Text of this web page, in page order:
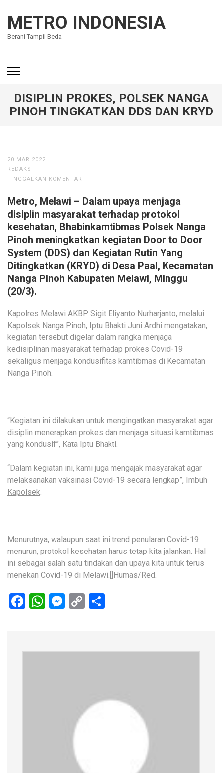
konten
(Tekan
METRO INDONESIA
Berani Tampil Beda
DISIPLIN PROKES, POLSEK NANGA
PINOH TINGKATKAN DDS DAN KRYD
20 MAR 2022
REDAKSI
TINGGALKAN KOMENTAR
Metro, Melawi – Dalam upaya menjaga
disiplin masyarakat terhadap protokol
kesehatan, Bhabinkamtibmas Polsek Nanga
Pinoh meningkatkan kegiatan Door to Door
System (DDS) dan Kegiatan Rutin Yang
Ditingkatkan (KRYD) di Desa Paal, Kecamatan
Nanga Pinoh Kabupaten Melawi, Minggu
(20/3).
Kapolres Melawi AKBP Sigit Eliyanto Nurharjanto, melalui
Kapolsek Nanga Pinoh, Iptu Bhakti Juni Ardhi mengatakan,
kegiatan tersebut digelar dalam rangka menjaga
kedisiplinan masyarakat terhadap prokes Covid-19
sekaligus menjaga kondusifitas kamtibmas di Kecamatan
Nanga Pinoh.
“Kegiatan ini dilakukan untuk mengingatkan masyarakat agar
disiplin menerapkan prokes dan menjaga situasi kamtibmas
yang kondusif”, Kata Iptu Bhakti.
“Dalam kegiatan ini, kami juga mengajak masyarakat agar
melaksanakan vaksinasi Covid-19 secara lengkap”, Imbuh
Kapolsek
Menurutnya, walaupun saat ini trend penularan Covid-19
menurun, protokol kesehatan harus tetap kita jalankan. Hal
ini sebagai salah satu tindakan dan upaya kita untuk terus
menekan Covid-19 di Melawi.[]Humas/Red.
Facebook
WhatsApp
Messenger
Copy